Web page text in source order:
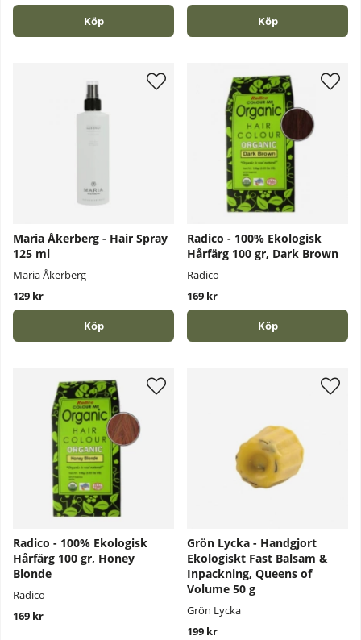
Köp Köp
Maria Åkerberg - Hair Spray
125 ml
Maria Åkerberg
129 kr
Köp
Radico - 100% Ekologisk
Hårfärg 100 gr, Dark Brown
Radico
169 kr
Köp
Radico - 100% Ekologisk
Hårfärg 100 gr, Honey
Blonde
Radico
169 kr
Grön Lycka - Handgjort
Ekologiskt Fast Balsam &
Inpackning, Queens of
Volume 50 g
Grön Lycka
199 kr